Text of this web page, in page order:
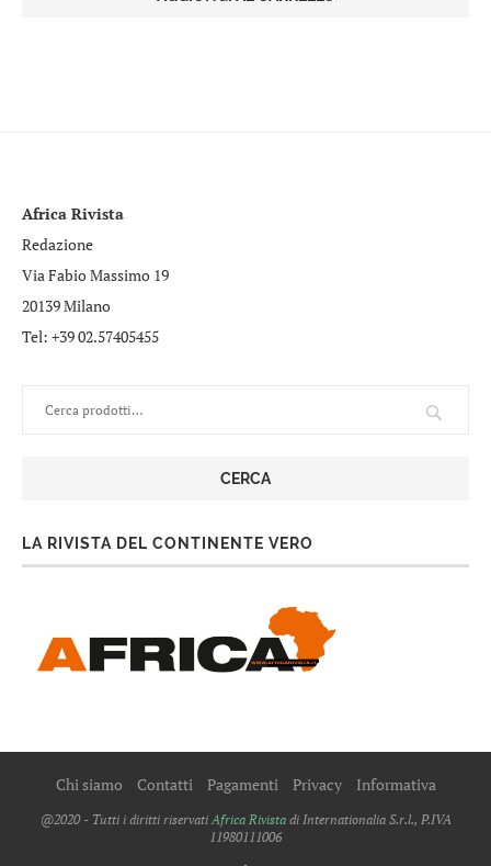
Africa Rivista
Redazione
Via Fabio Massimo 19
20139 Milano
Tel: +39 02.57405455
CERCA
LA RIVISTA DEL CONTINENTE VERO
Chi siamo Contatti Pagamenti Privacy Informativa
@2020 - Tutti i diritti riservati Africa Rivistadi Internationalia S.r.l., P.IVA
11980111006